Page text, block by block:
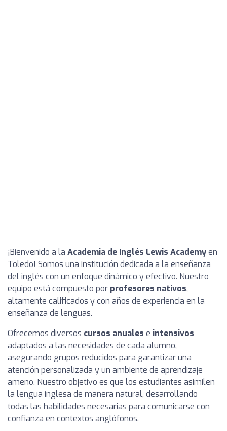
¡Bienvenido a la Academia de Inglés Lewis Academyen
Toledo! Somos una institución dedicada a la enseñanza
del inglés con un enfoque dinámico y efectivo. Nuestro
equipo está compuesto por profesores nativos,
altamente calificados y con años de experiencia en la
enseñanza de lenguas.
Ofrecemos diversos cursos anuales e intensivos
adaptados a las necesidades de cada alumno,
asegurando grupos reducidos para garantizar una
atención personalizada y un ambiente de aprendizaje
ameno. Nuestro objetivo es que los estudiantes asimilen
la lengua inglesa de manera natural, desarrollando
todas las habilidades necesarias para comunicarse con
confianza en contextos anglófonos.